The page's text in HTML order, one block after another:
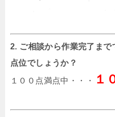
2. ご相談から作業完了ま
点位でしょうか？
１００点満点中・・・ １